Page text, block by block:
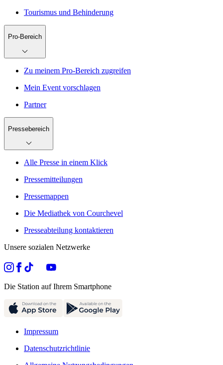
Tourismus und Behinderung
Pro-Bereich
Zu meinem Pro-Bereich zugreifen
Mein Event vorschlagen
Partner
Pressebereich
Alle Presse in einem Klick
Pressemitteilungen
Pressemappen
Die Mediathek von Courchevel
Presseabteilung kontaktieren
Unsere sozialen Netzwerke
Die Station auf Ihrem Smartphone
Impressum
Datenschutzrichtlinie